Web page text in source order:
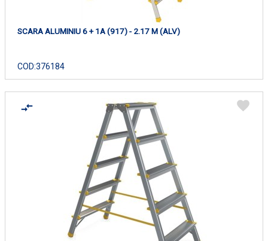
SCARA ALUMINIU 6 + 1A (917) - 2.17 M (ALV)
COD:376184